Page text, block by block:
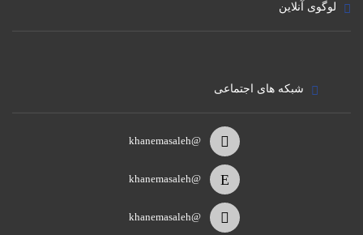
لوگوی آنلاین
شبکه های اجتماعی
@khanemasaleh
@khanemasaleh
@khanemasaleh